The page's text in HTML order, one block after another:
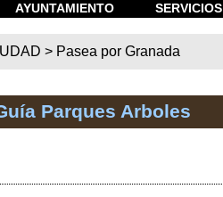
AYUNTAMIENTO SERVICIOS
> Pasea por Granada
Parques Arboles